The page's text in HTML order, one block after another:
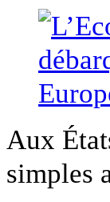
Aux
simples